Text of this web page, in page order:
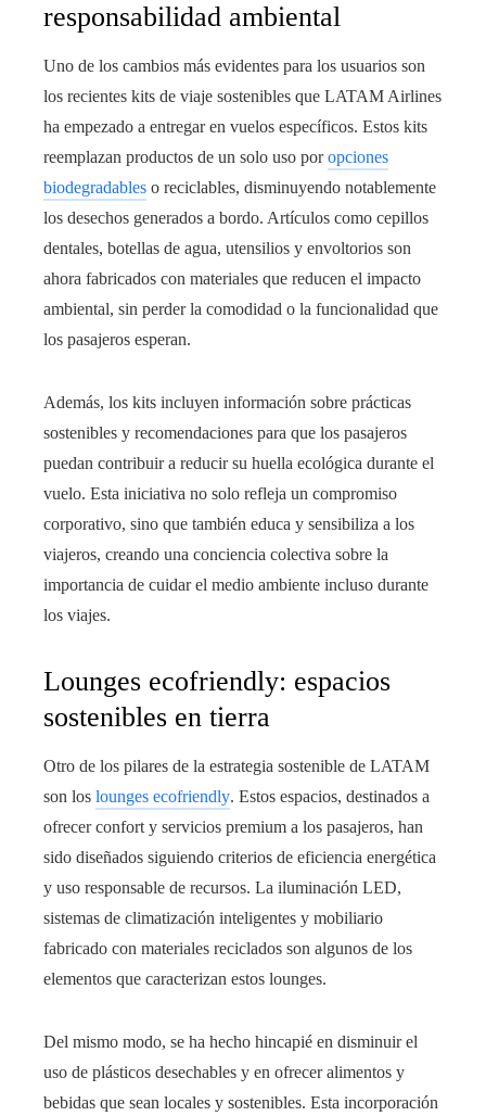
responsabilidad ambiental
Uno de los cambios más evidentes para los usuarios son
los recientes kits de viaje sostenibles que LATAM Airlines
ha empezado a entregar en vuelos específicos. Estos kits
reemplazan productos de un solo uso poropciones
biodegradables o reciclables, disminuyendo notablemente
los desechos generados a bordo. Artículos como cepillos
dentales, botellas de agua, utensilios y envoltorios son
ahora fabricados con materiales que reducen el impacto
ambiental, sin perder la comodidad o la funcionalidad que
los pasajeros esperan.
Además, los kits incluyen información sobre prácticas
sostenibles y recomendaciones para que los pasajeros
puedan contribuir a reducir su huella ecológica durante el
vuelo. Esta iniciativa no solo refleja un compromiso
corporativo, sino que también educa y sensibiliza a los
viajeros, creando una conciencia colectiva sobre la
importancia de cuidar el medio ambiente incluso durante
los viajes.
Lounges ecofriendly: espacios
sostenibles en tierra
Otro de los pilares de la estrategia sostenible de LATAM
son los lounges ecofriendly. Estos espacios, destinados a
ofrecer confort y servicios premium a los pasajeros, han
sido diseñados siguiendo criterios de eficiencia energética
y uso responsable de recursos. La iluminación LED,
sistemas de climatización inteligentes y mobiliario
fabricado con materiales reciclados son algunos de los
elementos que caracterizan estos lounges.
Del mismo modo, se ha hecho hincapié en disminuir el
uso de plásticos desechables y en ofrecer alimentos y
bebidas que sean locales y sostenibles. Esta incorporación